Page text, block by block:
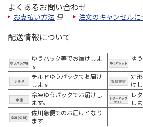
よくあるお問い合わせ
お支払い方法 注文のキャンセルに
配送情報について
ゆうパック等でお届けしま
す
ゆ
チルドゆうパックでお届け
します
定
け
冷凍ゆうパックでお届けし
ます。
レ
し
佐川急便でのお届けとなり
ます